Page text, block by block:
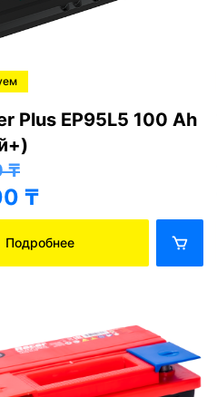
Plus EP95L5 100 Ah
₸
₸
Подробнее